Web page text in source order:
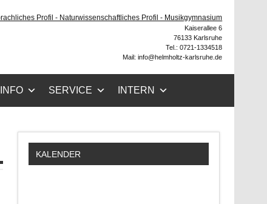
Profil - Naturwissenschaftliches Profil - Musikgymnasium
Kaiserallee 6
76133 Karlsruhe
Tel.: 0721-1334518
Mail: info@helmholtz-karlsruhe.de
SERVICE INTERN
KALENDER